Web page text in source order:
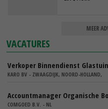
MEER
VACATURES
Verkoper Binnendienst
KARO BV - ZWAAGDIJK, NOORD-HOLLAND,
Accountmanager Organische
COMGOED B.V. - NL